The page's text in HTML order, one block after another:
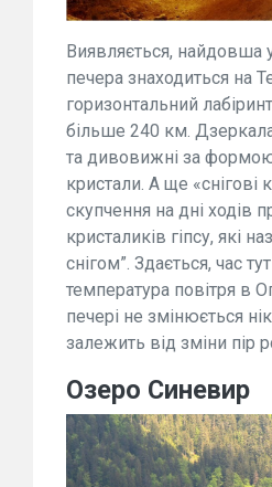
Виявляється, найдовша у
печера знаходиться на
горизонтальний
більше 240 км.
та дивовижні за
кристали. А ще «снігові
скупчення на дні ходів
кристаликів гіпсу, які
снігом”. Здається, час
температура повітря в
печері не змінюється
залежить від зміни пір
Озеро Синевир